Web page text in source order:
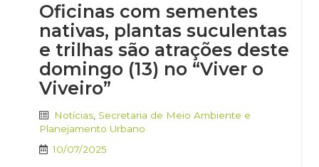
Oficinas com sementes
nativas, plantas suculentas
e trilhas são atrações deste
domingo (13) no “Viver o
Viveiro”
Notícias Secretaria de Meio Ambiente e
Planejamento Urbano
10/07/2025